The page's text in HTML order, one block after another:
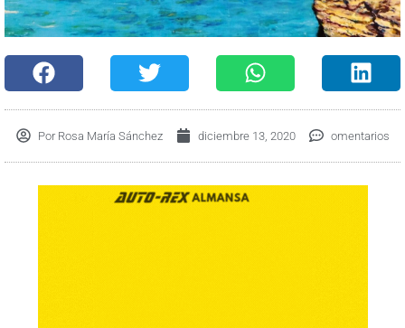
PorRosa María Sánchez diciembre 13, 2020 omentarios